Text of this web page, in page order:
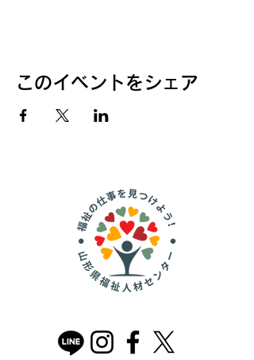
このイベントをシェア